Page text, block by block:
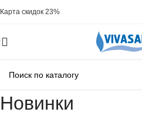
Карта скидок 23%
Новинки